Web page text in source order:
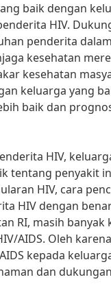
baik dengan
HIV.
penderita
kesehatan
kesehatan
keluarga yang
baik dan
HIV,
tentang penyakit
HIV, cara
HIV dengan
RI, masih
AIDS. Oleh
kepada
dan